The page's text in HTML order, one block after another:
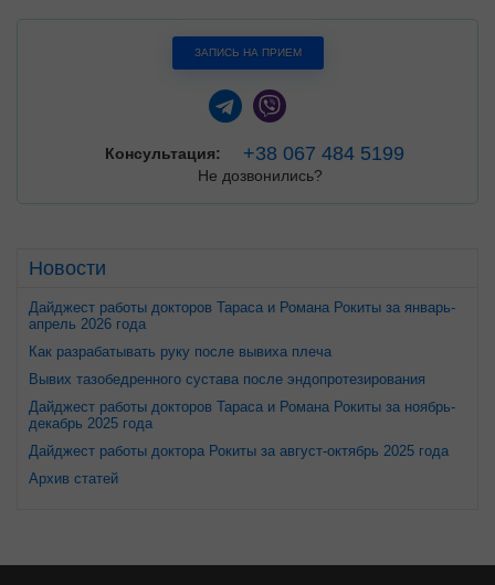
Новости
Дайджест работы докторов Тараса и Романа Рокиты за январь-
апрель 2026 года
Как разрабатывать руку после вывиха плеча
Вывих тазобедренного сустава после эндопротезирования
Дайджест работы докторов Тараса и Романа Рокиты за ноябрь-
декабрь 2025 года
Дайджест работы доктора Рокиты за август-октябрь 2025 года
Архив статей
ЗАПИСЬ НА ПРИЕМ
Консультация: +38 067 484 5199
Не дозвонились?